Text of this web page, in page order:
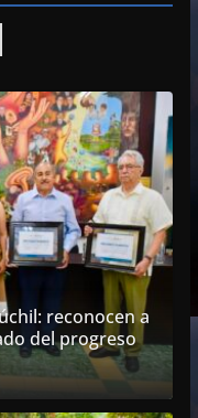
reconocen a
del progreso